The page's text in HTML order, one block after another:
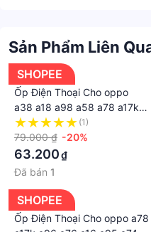
Sản Phẩm Liên
SHOPEE
Ốp Điện Thoại Cho oppo
a38 a18 a98 a58 a78 a17k
a96 a76 a16 a95 a74 a94
a54 a15s a93 a53 a52 a72
a92 a91 a31 a5s a12 f9 reno
3 lite Hộp Đựng
(1)
79.000 ₫ -20%
63.200₫
Đã bán 1
SHOPEE
Ốp Điện Thoại Cho oppo a78